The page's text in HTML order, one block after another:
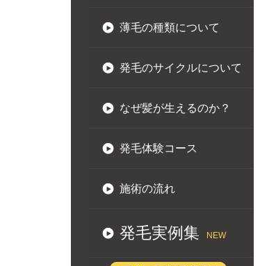
薄毛の種類について
発毛のサイクルについて
なぜ髪が生えるのか？
発毛体験コース
施術の流れ
発毛実例集 NEW